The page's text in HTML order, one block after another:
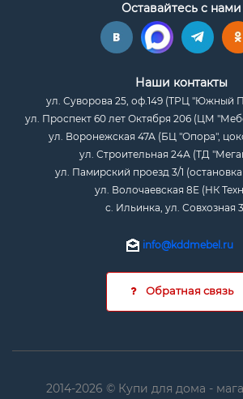
Оставайтесь с нами
Наши контакты
ул. Суворова 25, оф.149 (ТРЦ "Южный
ул. Проспект 60 лет Октября 206 (ЦМ
ул. Воронежская 47А (БЦ "Опора",
ул. Строительная 24А (ТД
ул. Памирский проезд 3/1
ул. Волочаевская 8Е (НК
с. Ильинка, ул. Совхозная
info@kddmebel.ru
Обратная связь
2014-2026 © Купи для дома -